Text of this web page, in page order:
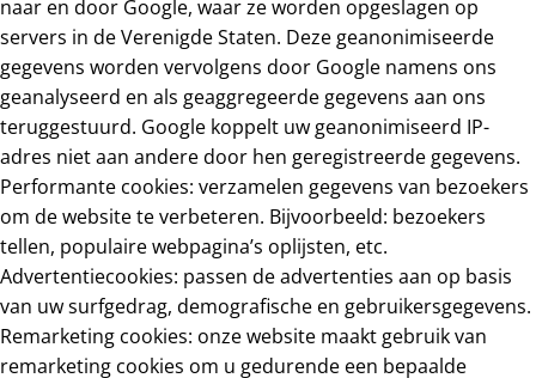
naar en door Google, waar ze worden opgeslagen op
servers in de Verenigde Staten. Deze geanonimiseerde
gegevens worden vervolgens door Google namens ons
geanalyseerd en als geaggregeerde gegevens aan ons
teruggestuurd. Google koppelt uw geanonimiseerd IP-
adres niet aan andere door hen geregistreerde gegevens.
Performante cookies: verzamelen gegevens van bezoekers
om de website te verbeteren. Bijvoorbeeld: bezoekers
tellen, populaire webpagina’s oplijsten, etc.
Advertentiecookies: passen de advertenties aan op basis
van uw surfgedrag, demografische en gebruikersgegevens.
Remarketing cookies: onze website maakt gebruik van
remarketing cookies om u gedurende een bepaalde